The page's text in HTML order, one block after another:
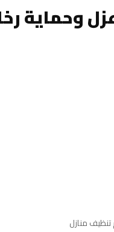
وحماية
منازل